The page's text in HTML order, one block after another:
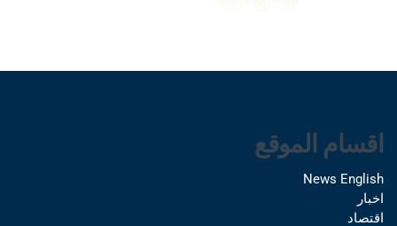
اقسام الموقع
News English
اخبار
اقتصاد